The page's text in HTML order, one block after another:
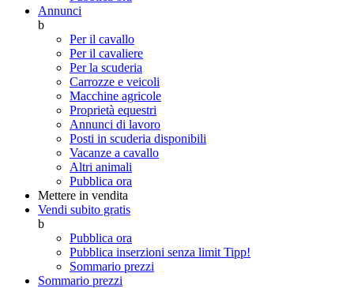
Annunci
b
Per il cavallo
Per il cavaliere
Per la scuderia
Carrozze e veicoli
Macchine agricole
Proprietà equestri
Annunci di lavoro
Posti in scuderia disponibili
Vacanze a cavallo
Altri animali
Pubblica ora
Mettere in vendita
Vendi subito gratis
b
Pubblica ora
Pubblica inserzioni senza limit Tipp!
Sommario prezzi
Sommario prezzi